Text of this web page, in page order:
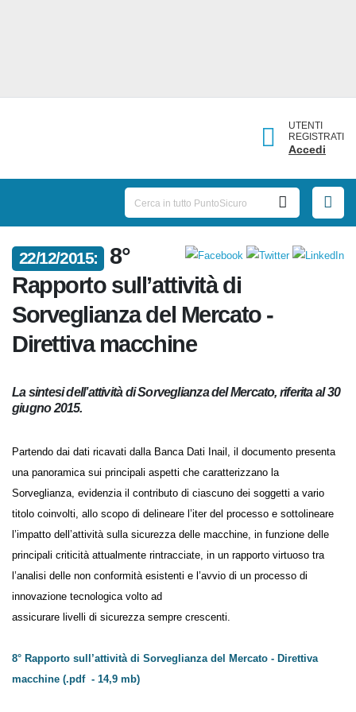
UTENTI
REGISTRATI
Accedi
22/12/2015:
8°
Rapporto sull’attività di
Sorveglianza del Mercato -
Direttiva macchine
La sintesi dell’attività di Sorveglianza del Mercato, riferita
al 30 giugno 2015.
Partendo dai dati ricavati dalla Banca Dati Inail, il documento presenta
una panoramica sui principali aspetti che caratterizzano la
Sorveglianza, evidenzia il contributo di ciascuno dei soggetti a vario
titolo coinvolti, allo scopo di delineare l’iter del processo e sottolineare
l’impatto dell’attività sulla sicurezza delle macchine, in funzione delle
principali criticità attualmente rintracciate, in un rapporto virtuoso tra
l’analisi delle non conformità esistenti e l’avvio di un processo di
innovazione tecnologica volto ad
assicurare livelli di sicurezza sempre crescenti.
8° Rapporto sull’attività di Sorveglianza del Mercato - Direttiva
macchine (.pdf - 14,9 mb)